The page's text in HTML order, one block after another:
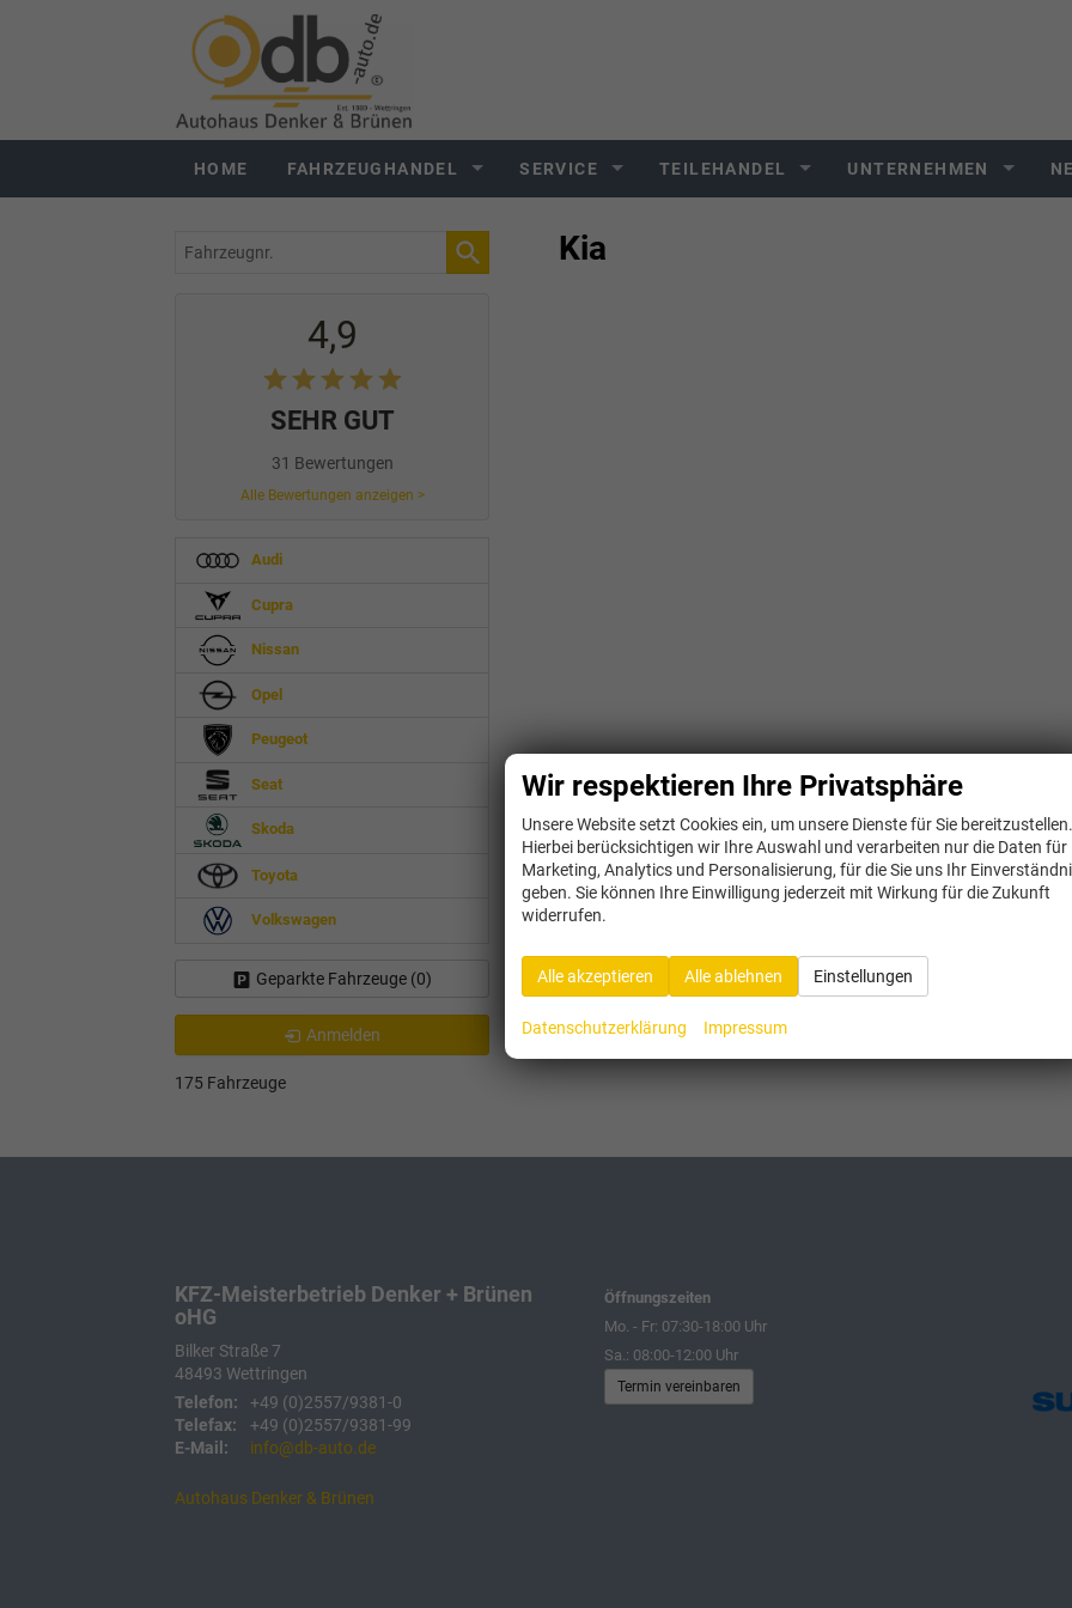
HOME FAHRZEUGHANDEL SERVICE TEILEHANDEL UNTERNEHMEN
Kia
Fahrzeugnr.
4,9
SEHR GUT
31 Bewertungen
Alle Bewertungen anzeigen >
Audi
Cupra
Nissan
Opel
Peugeot
Seat
Skoda
Toyota
Volkswagen
Geparkte Fahrzeuge (0)
Anmelden
175 Fahrzeuge
KFZ-Meisterbetrieb Denker + Brünen
oHG
Bilker Straße 7
48493 Wettringen
Telefon:
+49 (0)2557/9381-0
Telefax:
+49 (0)2557/9381-99
E-Mail:
info@db-auto.de
Öffnungszeiten
Mo. - Fr: 07:30-18:00 Uhr
Sa.: 08:00-12:00 Uhr
Termin vereinbaren
Autohaus Denker & Brünen
Wir respektieren Ihre Privatsphäre
Unsere Website setzt Cookies ein, um unsere Dienste für Sie bereitzustellen.
Hierbei berücksichtigen wir Ihre Auswahl und verarbeiten nur die Daten für
Marketing, Analytics und Personalisierung, für die Sie uns Ihr
geben. Sie können Ihre Einwilligung jederzeit mit Wirkung für die Zukunft
widerrufen.
Alle akzeptieren Alle ablehnen Einstellungen
Datenschutzerklärung Impressum